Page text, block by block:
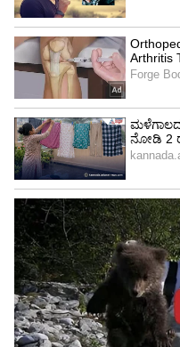
ತಂಡವು ಕ್ವಾಲಿಫೈಯರ್ 1
ಗುಜರಾತ್ ಅಥವಾ
ಪಂದ್ಯದಲ್ಲಿ
ಆರ್‌ಸಿಬಿ ವರ್ಸಸ್
ಐಪಿಎಲ್ ಇತಿಹಾಸದಲ್ಲಿ
ಮತ್ತು ಗುಜರಾತ್
ಸದಾ ಹೈ-ವೋಲ್ಟೇಜ್
ಇದುವರೆಗೆ ಐಪಿಎಲ್‌ನಲ್ಲಿ
ಮುಖಾಮುಖಿಯಾಗಿದ್ದು,
ಪಂದ್ಯಗಳನ್ನು ಗೆದ್ದು